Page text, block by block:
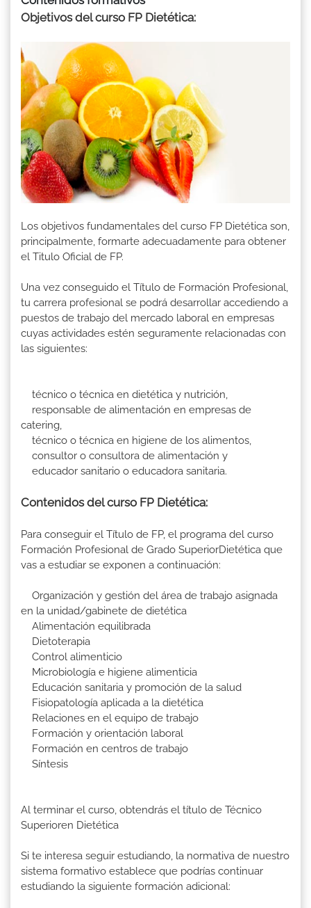
Objetivos del curso FP Dietética:
Los objetivos fundamentales del curso FP Dietética son,
principalmente, formarte adecuadamente para obtener
el Titulo Oficial de FP.
Una vez conseguido el Título de Formación Profesional,
tu carrera profesional se podrá desarrollar accediendo a
puestos de trabajo del mercado laboral en empresas
cuyas actividades estén seguramente relacionadas con
las siguientes:
técnico o técnica en dietética y nutrición,
responsable de alimentación en empresas de
catering,
técnico o técnica en higiene de los alimentos,
consultor o consultora de alimentación y
educador sanitario o educadora sanitaria.
Contenidos del curso FP Dietética:
Para conseguir el Título de FP, el programa del curso
Formación Profesional de Grado SuperiorDietética que
vas a estudiar se exponen a continuación:
Organización y gestión del área de trabajo asignada
en la unidad/gabinete de dietética
Alimentación equilibrada
Dietoterapia
Control alimenticio
Microbiología e higiene alimenticia
Educación sanitaria y promoción de la salud
Fisiopatología aplicada a la dietética
Relaciones en el equipo de trabajo
Formación y orientación laboral
Formación en centros de trabajo
Síntesis
Al terminar el curso, obtendrás el título de Técnico
Superioren Dietética
Si te interesa seguir estudiando, la normativa de nuestro
sistema formativo establece que podrías continuar
estudiando la siguiente formación adicional: